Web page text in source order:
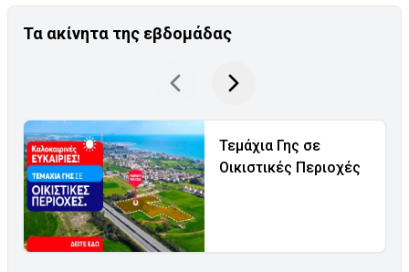
Τα ακίνητα της εβδομάδας
Τεμάχια Γης σε
Οικιστικές Περιοχές